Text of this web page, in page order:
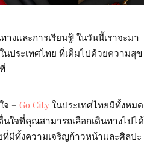
งและการเรียนรู้! ในวันนี้เราจะมา
ในประเทศไทย ที่เต็มไปด้วยความสุข
จ – Go Cityในประเทศไทยมีทั้งหมด
นใจที่คุณสามารถเลือกเดินทางไปได้
ที่มีทั้งความเจริญก้าวหน้าและศิลปะ